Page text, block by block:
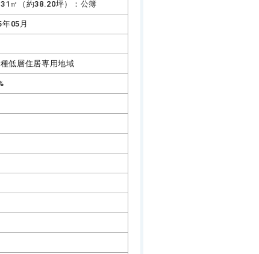
㎡（約38.20坪）：公簿
年05月
低層住居専用地域